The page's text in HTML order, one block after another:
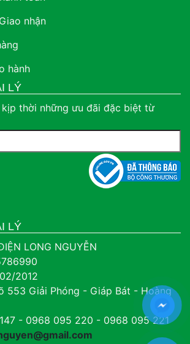
nhận
hành
LÝ
thời những ưu đãi đặc biệt từ
LÝ
LONG NGUYỄN
2012
553 Giải Phóng - Giáp Bát - Hoàng
- 0968 095 220 - 0968 095 221